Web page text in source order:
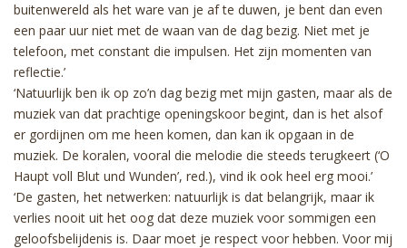
buitenwereld als het ware van je af te duwen, je bent dan even
een paar uur niet met de waan van de dag bezig. Niet met je
telefoon, met constant die impulsen. Het zijn momenten van
reflectie.’
‘Natuurlijk ben ik op zo’n dag bezig met mijn gasten, maar als de
muziek van dat prachtige openingskoor begint, dan is het alsof
er gordijnen om me heen komen, dan kan ik opgaan in de
muziek. De koralen, vooral die melodie die steeds terugkeert (‘O
Haupt voll Blut und Wunden’, red.), vind ik ook heel erg mooi.’
‘De gasten, het netwerken: natuurlijk is dat belangrijk, maar ik
verlies nooit uit het oog dat deze muziek voor sommigen een
geloofsbelijdenis is. Daar moet je respect voor hebben. Voor mij